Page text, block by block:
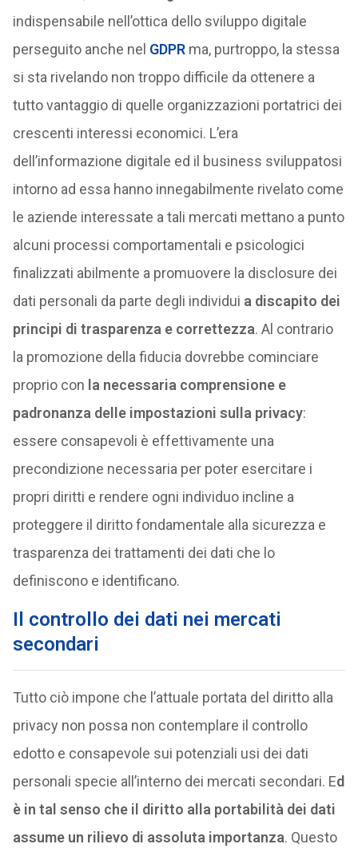
indispensabile nell’ottica dello sviluppo digitale
perseguito anche nel GDPRma, purtroppo, la stessa
si sta rivelando non troppo difficile da ottenere a
tutto vantaggio di quelle organizzazioni portatrici dei
crescenti interessi economici. L’era
dell’informazione digitale ed il business sviluppatosi
intorno ad essa hanno innegabilmente rivelato come
le aziende interessate a tali mercati mettano a punto
alcuni processi comportamentali e psicologici
finalizzati abilmente a promuovere la disclosure dei
dati personali da parte degli individui a discapito dei
principi di trasparenza e correttezza. Al contrario
la promozione della fiducia dovrebbe cominciare
proprio con la necessaria comprensione e
padronanza delle impostazioni sulla privacy:
essere consapevoli è effettivamente una
precondizione necessaria per poter esercitare i
propri diritti e rendere ogni individuo incline a
proteggere il diritto fondamentale alla sicurezza e
trasparenza dei trattamenti dei dati che lo
definiscono e identificano.
Il controllo dei dati nei mercati
secondari
Tutto ciò impone che l’attuale portata del diritto alla
privacy non possa non contemplare il controllo
edotto e consapevole sui potenziali usi dei dati
personali specie all’interno dei mercati secondari. Ed
è in tal senso che il diritto alla portabilità dei dati
assume un rilievo di assoluta importanza. Questo